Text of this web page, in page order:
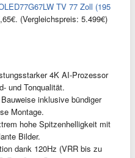
TV 77 Zoll (195
(Vergleichspreis: 5.499€)
4K AI-Prozessor
und Tonqualität.
inklusive bündiger
Montage.
hohe Spitzenhelligkeit mit
Bilder.
dank 120Hz (VRR bis zu